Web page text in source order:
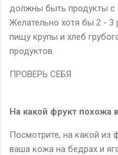
должны быть продукты с
Желательно хотя бы 2 - 3
пищу крупы и хлеб
продуктов.
ПРОВЕРЬ СЕБЯ
На какой фрукт похожа
Посмотрите, на какой из
ваша кожа на бедрах и